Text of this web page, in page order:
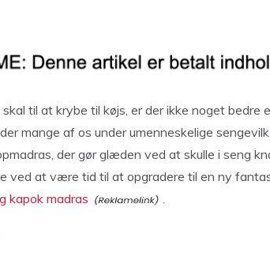
til at krybe til køjs, er der ikke noget bedre
mange af os under umenneskelige
der gør glæden ved at skulle i seng
ved at være tid til at opgradere til en ny
kapok madras .